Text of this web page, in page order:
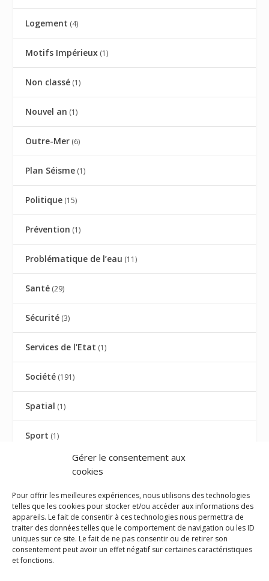
Gérer le consentement aux
cookies
Pour offrir les meilleures expériences, nous utilisons des technologies
telles que les cookies pour stocker et/ou accéder aux informations des
appareils. Le fait de consentir à ces technologies nous permettra de
traiter des données telles que le comportement de navigation ou les ID
uniques sur ce site. Le fait de ne pas consentir ou de retirer son
consentement peut avoir un effet négatif sur certaines caractéristiques
et fonctions.
Logement (4)
Motifs Impérieux (1)
Non classé (1)
Nouvel an (1)
Outre-Mer (6)
Plan Séisme (1)
Politique (15)
Prévention (1)
Problématique de l’eau (11)
Santé (29)
Sécurité (3)
Services de l'Etat (1)
Société (191)
Spatial (1)
Sport (1)
Transports(3)
Union Européenne(1)
Visite ministérielle(1)